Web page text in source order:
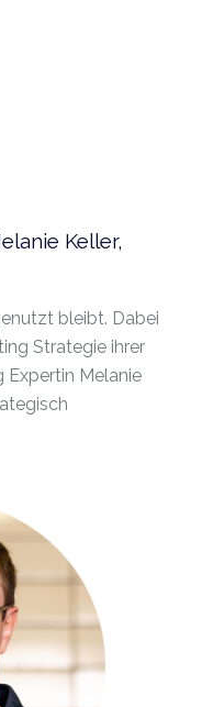
Keller,
bleibt. Dabei
Strategie ihrer
Melanie